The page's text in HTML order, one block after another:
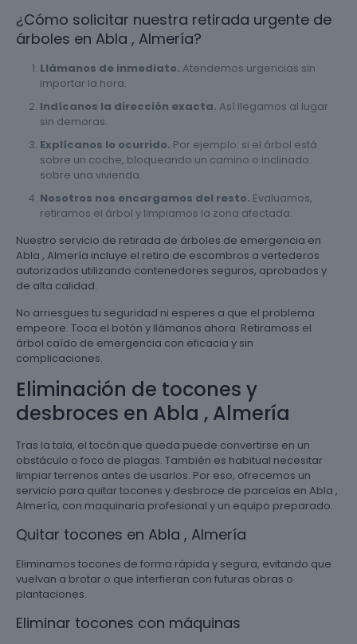
¿Cómo solicitar nuestra retirada urgente de
árboles en Abla , Almería?
Llámanos de inmediato. Atendemos urgencias sin
importar la hora.
Indícanos la dirección exacta. Así llegamos al lugar
sin demoras.
Explícanos lo ocurrido. Por ejemplo: si el árbol está
sobre un coche, bloqueando un camino o inclinado
sobre una vivienda.
Nosotros nos encargamos del resto. Evaluamos,
retiramos el árbol y limpiamos la zona afectada.
Nuestro servicio de retirada de árboles de emergencia en
Abla , Almería incluye el retiro de escombros a vertederos
autorizados utilizando contenedores seguros, aprobados y
de alta calidad.
No arriesgues tu seguridad ni esperes a que el problema
empeore. Toca el botón y llámanos ahora. Retiramoss el
árbol caído de emergencia con eficacia y sin
complicaciones.
Eliminación de tocones y
desbroces en Abla , Almería
Tras la tala, el tocón que queda puede convertirse en un
obstáculo o foco de plagas. También es habitual necesitar
limpiar terrenos antes de usarlos. Por eso, ofrecemos un
servicio para quitar tocones y desbroce de parcelas en Abla ,
Almería, con maquinaria profesional y un equipo preparado.
Quitar tocones en Abla , Almería
Eliminamos tocones de forma rápida y segura, evitando que
vuelvan a brotar o que interfieran con futuras obras o
plantaciones.
Eliminar tocones con máquinas